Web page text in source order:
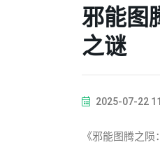
邪能图
之谜
2025-07-22
《邪能图腾之